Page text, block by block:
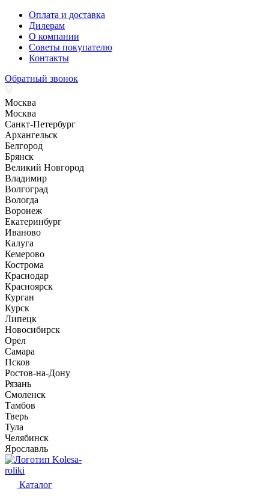
Оплата и доставка
Дилерам
О компании
Советы покупателю
Контакты
Обратный звонок
Москва
Москва
Санкт-Петербург
Архангельск
Белгород
Брянск
Великий Новгород
Владимир
Волгоград
Вологда
Воронеж
Екатеринбург
Иваново
Калуга
Кемерово
Кострома
Краснодар
Красноярск
Курган
Курск
Липецк
Новосибирск
Орел
Самара
Псков
Ростов-на-Дону
Рязань
Смоленск
Тамбов
Тверь
Тула
Челябинск
Ярославль
Kolesa-
roliki
Каталог